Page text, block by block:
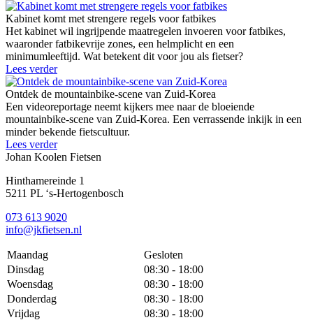
Kabinet komt met strengere regels voor fatbikes
Het kabinet wil ingrijpende maatregelen invoeren voor fatbikes,
waaronder fatbikevrije zones, een helmplicht en een
minimumleeftijd. Wat betekent dit voor jou als fietser?
Lees verder
Ontdek de mountainbike-scene van Zuid-Korea
Een videoreportage neemt kijkers mee naar de bloeiende
mountainbike-scene van Zuid-Korea. Een verrassende inkijk in een
minder bekende fietscultuur.
Lees verder
Johan Koolen Fietsen
Hinthamereinde 1
5211 PL ‘s-Hertogenbosch
073 613 9020
info@jkfietsen.nl
Maandag
Gesloten
Dinsdag
08:30 - 18:00
Woensdag
08:30 - 18:00
Donderdag
08:30 - 18:00
Vrijdag
08:30 - 18:00